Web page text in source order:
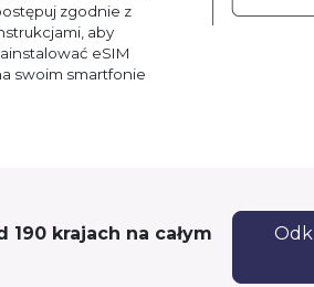
zgodnie z
aby
eSIM
swoim smartfonie
krajach na całym